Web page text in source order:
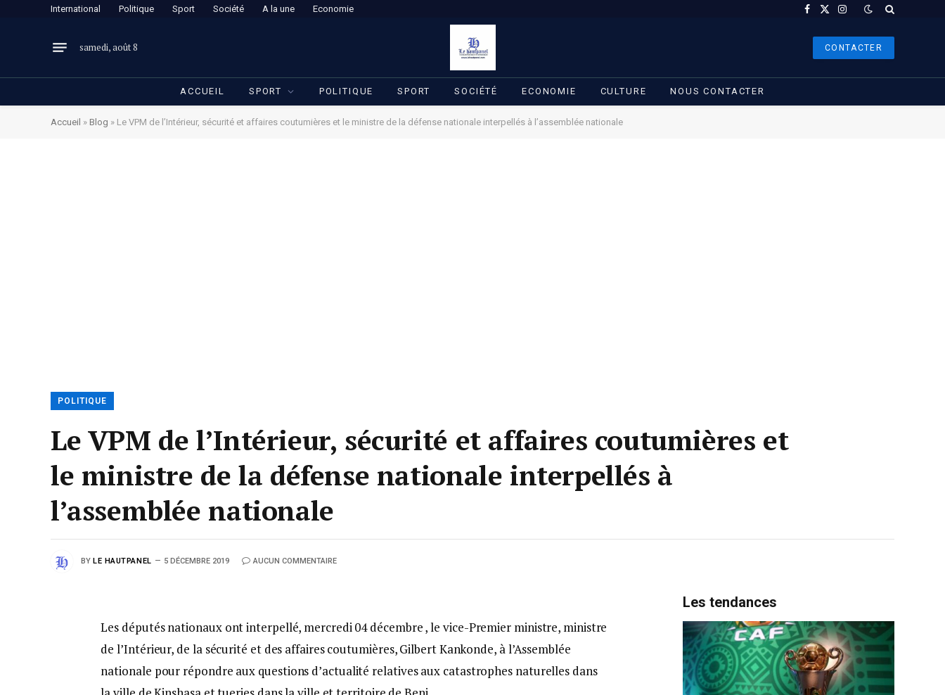
International Politique Sport Société A la une Economie Facebook
X
Instagram
samedi, août 8 CONTACTER
ACCUEIL SPORT POLITIQUE SPORT SOCIÉTÉ ECONOMIE CULTURE NOUS CONTACTER
Accueil » Blog » Le VPM de l’Intérieur, sécurité et affaires coutumières et le ministre de la défense nationale interpellés à l’assemblée nationale
POLITIQUE
Le VPM de l’Intérieur, sécurité et affaires coutumières et
le ministre de la défense nationale interpellés à
l’assemblée nationale
BY LE HAUTPANEL 5 DÉCEMBRE 2019 AUCUN COMMENTAIRE
Les députés nationaux ont interpellé, mercredi 04 décembre , le vice-Premier ministre, ministre
de l’Intérieur, de la sécurité et des affaires coutumières, Gilbert Kankonde, à l’Assemblée
nationale pour répondre aux questions d’actualité relatives aux catastrophes naturelles dans
Les tendances